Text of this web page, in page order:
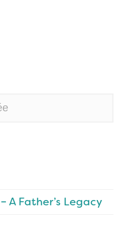
A Father’s Legacy